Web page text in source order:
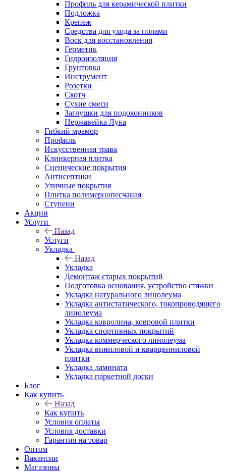
Профиль для керамической плитки
Подложка
Крепеж
Средства для ухода за полами
Воск для восстановления
Герметик
Гидроизоляция
Грунтовка
Инструмент
Розетки
Скотч
Сухие смеси
Заглушки для подоконников
Нержавейка Лука
Гибкий мрамор
Профиль
Искусственная трава
Клинкерная плитка
Сценические покрытия
Антисептики
Уличные покрытия
Плитка полимернопесчаная
Ступени
Акции
Услуги
Назад
Услуги
Укладка
Назад
Укладка
Демонтаж старых покрытий
Подготовка основания, устройство стяжки
Укладка натурального линолеума
Укладка антистатического, токопроводящего
линолеума
Укладка ковролина, ковровой плитки
Укладка спортивных покрытий
Укладка коммерческого линолеума
Укладка виниловой и кварцвиниловой
плитки
Укладка ламината
Укладка паркетной доски
Блог
Как купить
Назад
Как купить
Условия оплаты
Условия доставки
Гарантия на товар
Оптом
Вакансии
Магазины